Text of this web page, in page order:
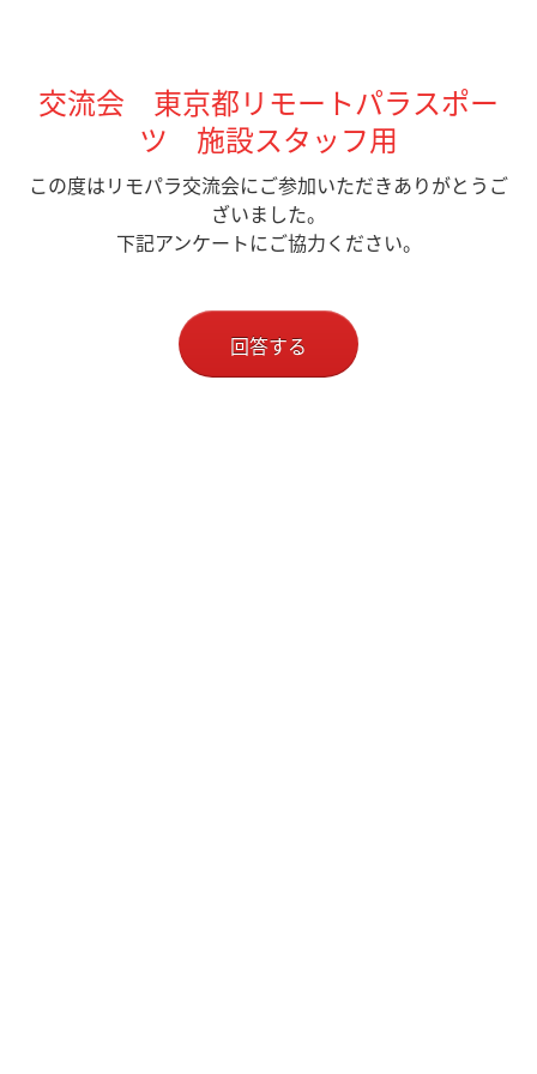
交流会 東京都リモートパラスポー
ツ 施設スタッフ用
この度はリモパラ交流会にご参加いただきありがとうご
ざいました。
下記アンケートにご協力ください。
回答する